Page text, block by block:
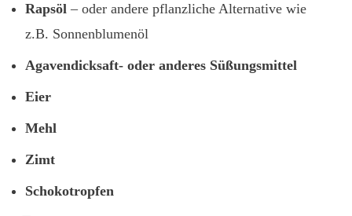
Rapsöl – oder andere pflanzliche Alternative wie
z.B. Sonnenblumenöl
Agavendicksaft- oder anderes Süßungsmittel
Eier
Mehl
Zimt
Schokotropfen